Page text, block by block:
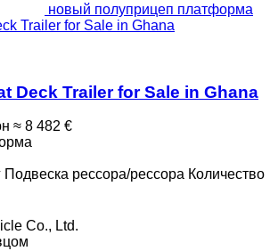
новый полуприцеп платформа
Trailer for Sale in Ghana
Deck Trailer for Sale in Ghana
≈ 8 482 €
Подвеска рессора/рессора Количество
Co., Ltd.